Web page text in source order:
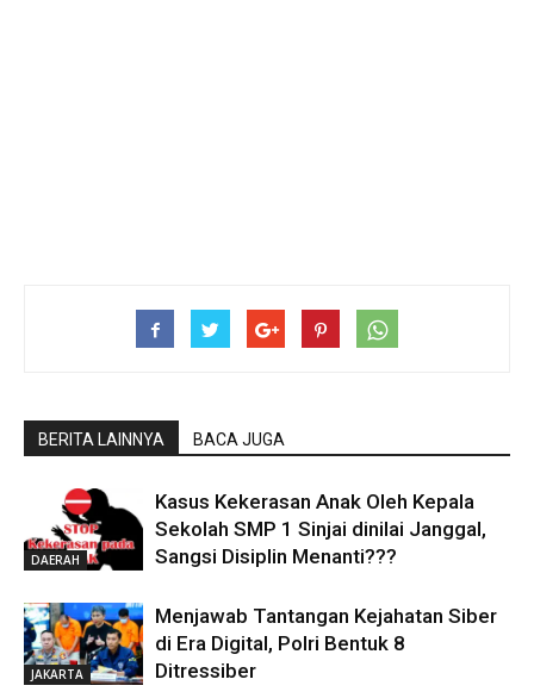
BERITA LAINNYA BACA JUGA
DAERAH
Kasus Kekerasan Anak Oleh Kepala
Sekolah SMP 1 Sinjai dinilai Janggal,
Sangsi Disiplin Menanti???
JAKARTA
Menjawab Tantangan Kejahatan Siber
di Era Digital, Polri Bentuk 8
Ditressiber